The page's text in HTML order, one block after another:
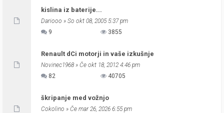
kislina iz baterije...
Dariooo » So okt 08, 2005 5:37 pm
9
3855
Renault dCi motorji in vaše izkušnje
Novinec1968 » Če okt 18, 2012 4:46 pm
82
40705
škripanje med vožnjo
Cokolino » Če mar 26, 2026 6:55 pm